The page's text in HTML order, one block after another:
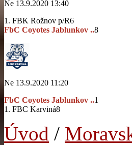
Ne 13.9.2020 13:40
1. FBK Rožnov p/R6
FbC Coyotes Jablunkov ..8
Ne 13.9.2020 11:20
FbC Coyotes Jablunkov ..1
1. FBC Karviná8
Úvod /